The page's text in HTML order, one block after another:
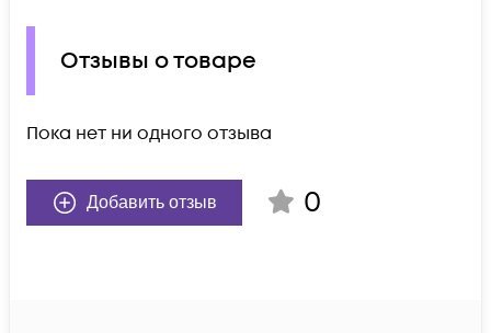
Отзывы о товаре
Пока нет ни одного отзыва
Добавить отзыв 0